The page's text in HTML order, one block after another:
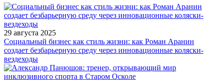
29 августа 2025
Социальный бизнес как стиль жизни: как Роман Аранин
создает безбарьерную среду через инновационные коляски-
вездеходы